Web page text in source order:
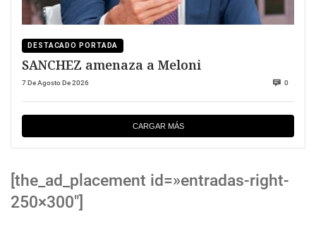
DESTACADO PORTADA
SANCHEZ amenaza a Meloni
7 De Agosto De 2026 0
CARGAR MÁS
[the_ad_placement id=»entradas-right-
250×300″]